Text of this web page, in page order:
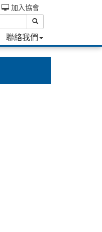
聯絡我們
加入協會